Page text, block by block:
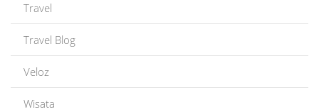
Travel
Travel Blog
Veloz
Wisata